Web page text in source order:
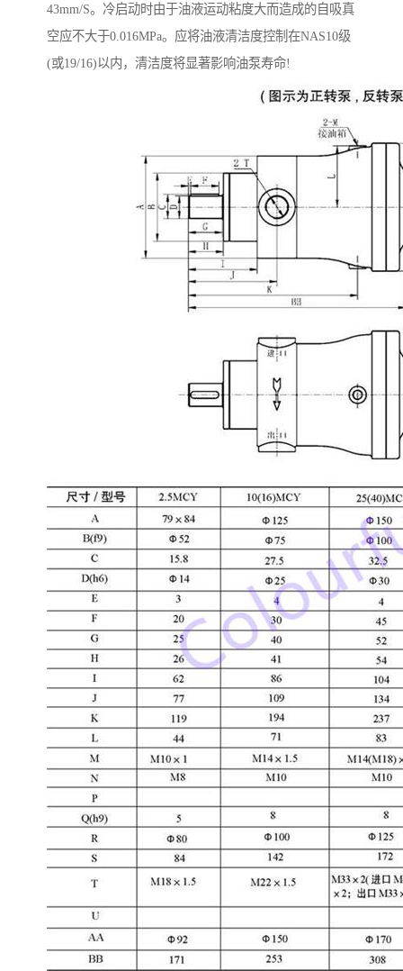
43mm/S。冷启动时由于油液运动粘度大而造成的自吸真
空应不大于0.016MPa。应将油液清洁度控制在NAS10级
(或19/16)以内，清洁度将显著影响油泵寿命!